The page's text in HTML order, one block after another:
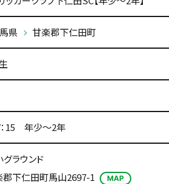
県 甘楽郡下仁田町
：15 年少～2年
ラウンド
下仁田町馬山2697-1
MAP